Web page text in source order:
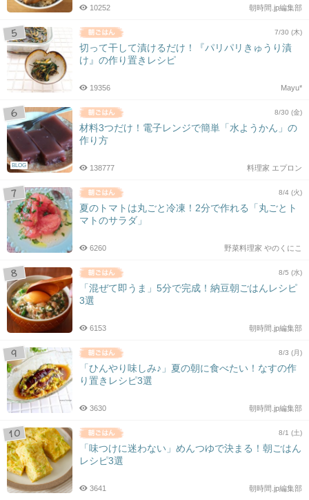
朝時間.jp編集部
10252
7/30 (木)
切って干して漬けるだけ！『パリパリきゅうり漬
け』の作り置きレシピ
Mayu*
19356
BLOG
8/30 (金)
材料3つだけ！電子レンジで簡単「水ようかん」の
作り方
料理家 エプロン
138777
8/4 (火)
夏のトマトは丸ごと冷凍！2分で作れる「丸ごとト
マトのサラダ」
野菜料理家 やのくにこ
6260
8/5 (水)
「混ぜて即うま」5分で完成！納豆朝ごはんレシピ
3選
朝時間.jp編集部
6153
8/3 (月)
「ひんやり味しみ♪」夏の朝に食べたい！なすの作
り置きレシピ3選
朝時間.jp編集部
3630
8/1 (土)
「味つけに迷わない」めんつゆで決まる！朝ごはん
レシピ3選
朝時間.jp編集部
3641